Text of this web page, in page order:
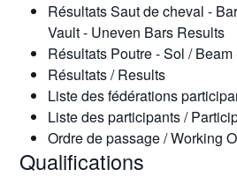
Résultats Saut de cheval -
Vault - Uneven Bars Results
Résultats Poutre - Sol /
Résultats / Results
Liste des fédérations
Liste des participants /
Ordre de passage / Working
Qualifications